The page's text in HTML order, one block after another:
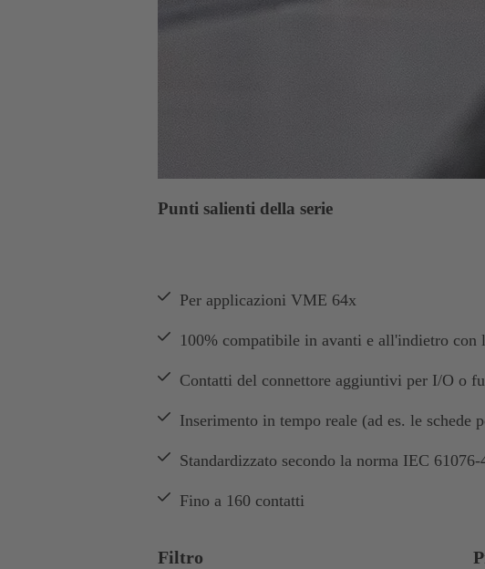
Punti salienti della serie
Per applicazioni VME 64x
100% compatibile in avanti e all'indietro
Contatti del connettore aggiuntivi per I/O o
Inserimento in tempo reale (ad es. le schede
Standardizzato secondo la norma IEC 61076-
Fino a 160 contatti
Filtro